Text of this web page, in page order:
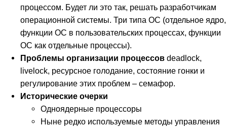
процессом. Будет ли это так, решать разработчикам
операционной системы. Три типа ОС (отдельное ядро,
функции ОС в пользовательских процессах, функции
ОС как отдельные процессы).
Проблемы организации процессов deadlock,
livelock, ресурсное голодание, состояние гонки и
регулирование этих проблем – семафор.
Исторические очерки
Одноядерные процессоры
Ныне редко используемые методы управления